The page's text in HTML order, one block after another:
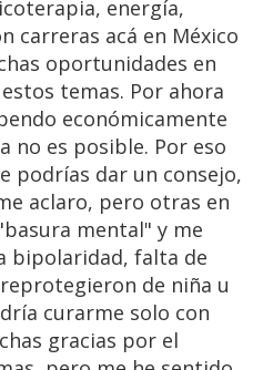
energía,
carreras acá en México
oportunidades en
temas. Por ahora
económicamente
no es posible. Por eso
podrías dar un consejo,
aclaro, pero otras en
mental" y me
bipolaridad, falta de
de niña u
curarme solo con
gracias por el